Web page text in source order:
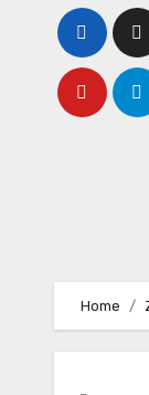
content
Home